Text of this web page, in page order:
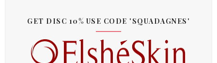
GET DISC 10% USE CODE 'SQUADAGNES'